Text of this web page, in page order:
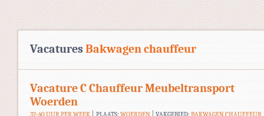
VacaturesBakwagen chauffeur
Vacature C Chauffeur Meubeltransport
Woerden
32-40 UUR PER WEEK PLAATS: WOERDEN VAKGEBIED:BAKWAGEN CHAUFFEUR